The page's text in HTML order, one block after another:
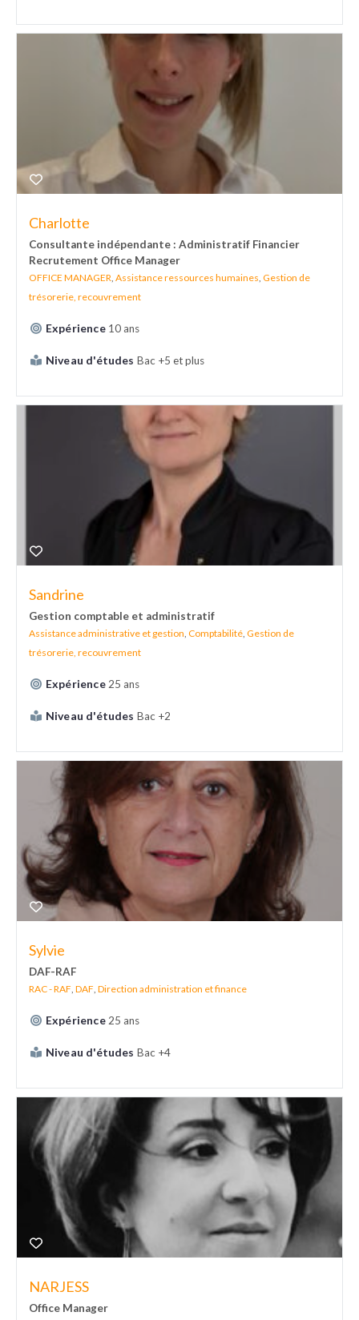
Charlotte
Consultante indépendante : Administratif Financier
Recrutement Office Manager
OFFICE MANAGER Assistance ressources humaines Gestion de
trésorerie, recouvrement
Expérience 10 ans
Niveau d'études Bac +5 et plus
Sandrine
Gestion comptable et administratif
Assistance administrative et gestion Comptabilité Gestion de
trésorerie, recouvrement
Expérience 25 ans
Niveau d'études Bac +2
Sylvie
DAF-RAF
RAC - RAF, DAF, Direction administration et finance
Expérience 25 ans
Niveau d'études Bac +4
NARJESS
Office Manager